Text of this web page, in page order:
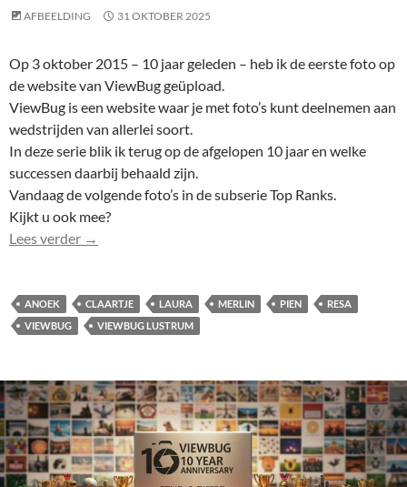
AFBEELDING 31 OKTOBER 2025
Op 3 oktober 2015 – 10 jaar geleden – heb ik de eerste foto op
de website van ViewBug geüpload.
ViewBug is een website waar je met foto’s kunt deelnemen aan
wedstrijden van allerlei soort.
In deze serie blik ik terug op de afgelopen 10 jaar en welke
successen daarbij behaald zijn.
Vandaag de volgende foto’s in de subserie Top Ranks.
Kijkt u ook mee?
Lees verder De Top Ranks van 10 jaar ViewBug: 26 rankings
→
ANOEK CLAARTJE LAURA MERLIN PIEN
RESA
VIEWBUG
VIEWBUG LUSTRUM